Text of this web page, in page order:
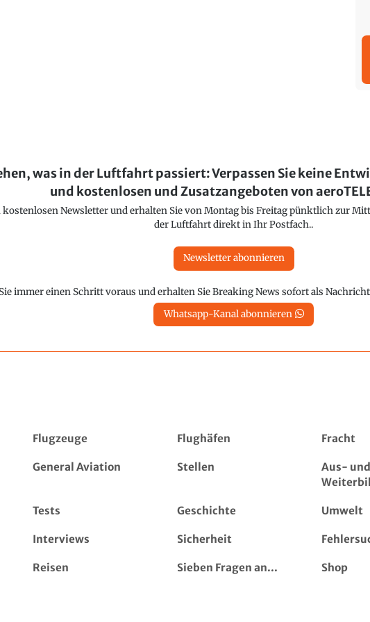
was in der Luftfahrt passiert: Verpassen Sie keine
und kostenlosen und Zusatzangeboten von
Newsletter und erhalten Sie von Montag bis Freitag pünktlich zur
der Luftfahrt direkt in Ihr Postfach..
Newsletter abonnieren
immer einen Schritt voraus und erhalten Sie Breaking News sofort als
Whatsapp-Kanal abonnieren
Flugzeuge Flughäfen Fracht
General Aviation Stellen
Aus- und
Tests Geschichte Umwelt
Interviews Sicherheit
Reisen Sieben Fragen an... Shop